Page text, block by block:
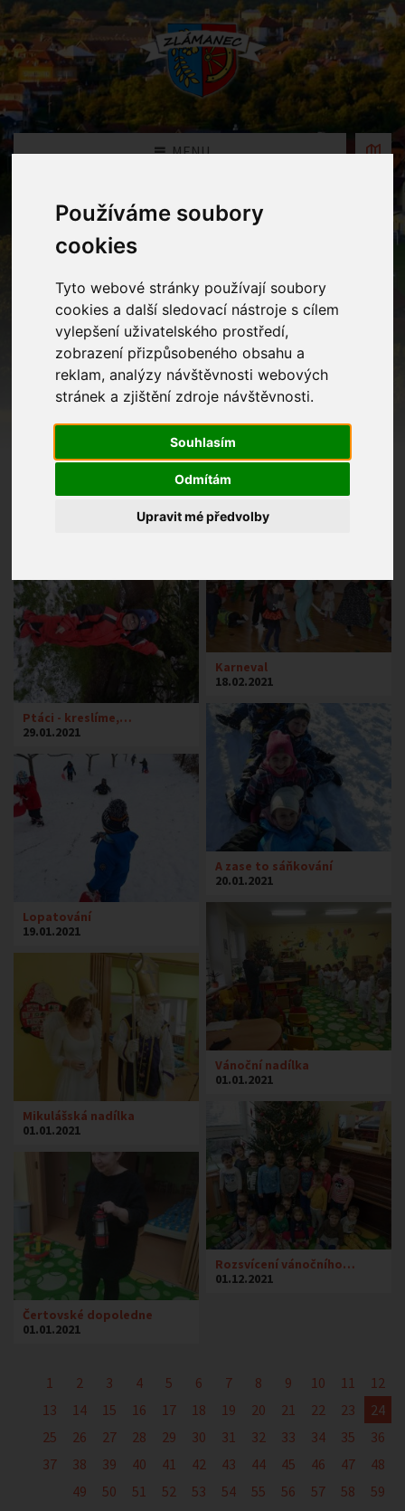
Používáme soubory
cookies
Tyto webové stránky používají soubory
cookies a další sledovací nástroje s cílem
vylepšení uživatelského prostředí,
zobrazení přizpůsobeného obsahu a
reklam, analýzy návštěvnosti webových
stránek a zjištění zdroje návštěvnosti.
Souhlasím
Odmítám
Upravit mé předvolby
MENU
Fotogalerie
Sázíme obilí i květiny
Karneval
18.02.2021
Ptáci - kreslíme,…
29.01.2021
A zase to sáňkování
20.01.2021
Lopatování
19.01.2021
Vánoční nadílka
01.01.2021
Mikulášská nadílka
01.01.2021
Rozsvícení vánočního…
01.12.2021
Čertovské dopoledne
01.01.2021
1 2 3 4 5 6 7 8 9 10 11
12
13
14 15 16 17 18 19 20 21 22 23
24
25
26 27 28 29 30 31 32 33 34 35
36
37
38 39 40 41 42 43 44 45 46 47
48
49
50 51 52 53 54 55 56 57 58 59